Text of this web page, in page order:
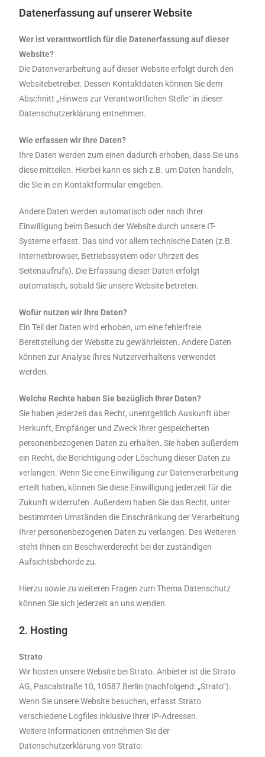
Datenerfassung auf unserer Website
Wer ist verantwortlich für die Datenerfassung auf dieser
Website?
Die Datenverarbeitung auf dieser Website erfolgt durch den
Websitebetreiber. Dessen Kontaktdaten können Sie dem
Abschnitt „Hinweis zur Verantwortlichen Stelle“ in dieser
Datenschutzerklärung entnehmen.
Wie erfassen wir Ihre Daten?
Ihre Daten werden zum einen dadurch erhoben, dass Sie uns
diese mitteilen. Hierbei kann es sich z.B. um Daten handeln,
die Sie in ein Kontaktformular eingeben.
Andere Daten werden automatisch oder nach Ihrer
Einwilligung beim Besuch der Website durch unsere IT-
Systeme erfasst. Das sind vor allem technische Daten (z.B.
Internetbrowser, Betriebssystem oder Uhrzeit des
Seitenaufrufs). Die Erfassung dieser Daten erfolgt
automatisch, sobald Sie unsere Website betreten.
Wofür nutzen wir Ihre Daten?
Ein Teil der Daten wird erhoben, um eine fehlerfreie
Bereitstellung der Website zu gewährleisten. Andere Daten
können zur Analyse Ihres Nutzerverhaltens verwendet
werden.
Welche Rechte haben Sie bezüglich Ihrer Daten?
Sie haben jederzeit das Recht, unentgeltlich Auskunft über
Herkunft, Empfänger und Zweck Ihrer gespeicherten
personenbezogenen Daten zu erhalten. Sie haben außerdem
ein Recht, die Berichtigung oder Löschung dieser Daten zu
verlangen. Wenn Sie eine Einwilligung zur Datenverarbeitung
erteilt haben, können Sie diese Einwilligung jederzeit für die
Zukunft widerrufen. Außerdem haben Sie das Recht, unter
bestimmten Umständen die Einschränkung der Verarbeitung
Ihrer personenbezogenen Daten zu verlangen. Des Weiteren
steht Ihnen ein Beschwerderecht bei der zuständigen
Aufsichtsbehörde zu.
Hierzu sowie zu weiteren Fragen zum Thema Datenschutz
können Sie sich jederzeit an uns wenden.
2. Hosting
Strato
Wir hosten unsere Website bei Strato. Anbieter ist die Strato
AG, Pascalstraße 10, 10587 Berlin (nachfolgend: „Strato“).
Wenn Sie unsere Website besuchen, erfasst Strato
verschiedene Logfiles inklusive Ihrer IP-Adressen.
Weitere Informationen entnehmen Sie der
Datenschutzerklärung von Strato: